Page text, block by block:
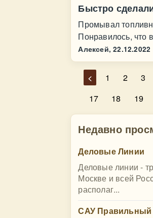
Быстро
Промывал
Понравилось, что
Алексей, 22.12.2022
< 1 2 3
17
18 19
Недавно
Деловые Линии
Деловые линии -
Москве и всей
располаг...
САУ Правильный